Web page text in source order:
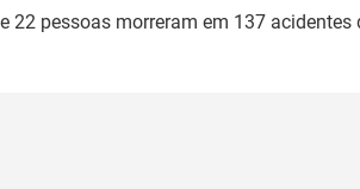
22 pessoas morreram em 137